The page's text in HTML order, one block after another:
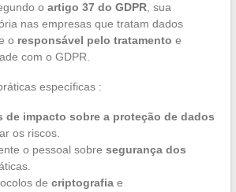
o artigo 37 do GDPR, sua
nas empresas que tratam dados
o responsável pelo tratamento e
com o GDPR.
específicas :
de impacto sobre a proteção de dados
os riscos.
o pessoal sobre segurança dos
de criptografiae